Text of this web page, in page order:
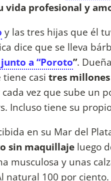
vida profesional y
y las tres hijas que él
dice que se lleva
a “Poroto”.
tiene casi tres
vez que sube un
Incluso tiene su
en su Mar del
sin maquillaje luego
musculosa y unas
natural 100 por